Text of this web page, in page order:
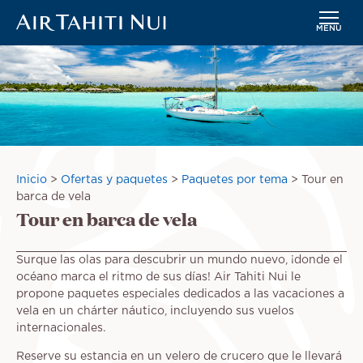
Saltar
al
contenido
principal
MENÚ
Imagen
Sobrescribir
enlaces
de
la
navegación
Inicio Ofertas y paquetes Paquetes por tema
Tour en
barca de vela
Tour en barca de vela
Surque las olas para descubrir un mundo nuevo, ¡donde el
océano marca el ritmo de sus días! Air Tahiti Nui le
propone paquetes especiales dedicados a las vacaciones a
vela en un chárter náutico, incluyendo sus vuelos
internacionales.
Reserve su estancia en un velero de crucero que le llevará